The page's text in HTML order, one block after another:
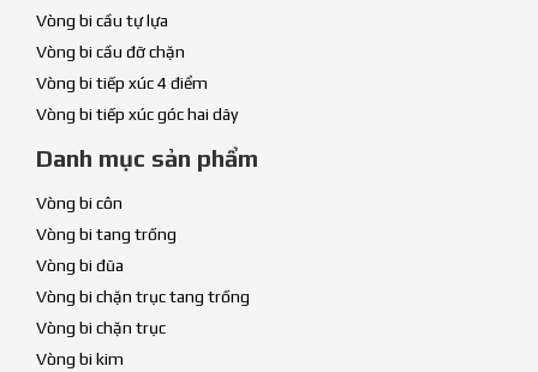
Vòng bi cầu tự lựa
Vòng bi cầu đỡ chặn
Vòng bi tiếp xúc 4 điểm
Vòng bi tiếp xúc góc hai dãy
Danh mục sản phẩm
Vòng bi côn
Vòng bi tang trống
Vòng bi đũa
Vòng bi chặn trục tang trống
Vòng bi chặn trục
Vòng bi kim